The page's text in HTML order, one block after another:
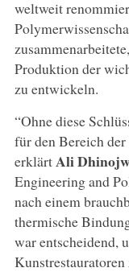
weltweit
Produktion der
zu entwickeln.
“Ohne diese
für den Bereich
erklärtAli
Engineering and
nach einem
thermische
war entscheidend,